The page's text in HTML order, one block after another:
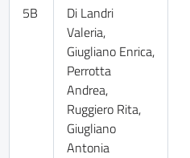
5B
Di Landri
Valeria,
Giugliano Enrica,
Perrotta
Andrea,
Ruggiero Rita,
Giugliano
Antonia